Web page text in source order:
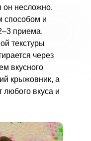
он несложно.
способом и
приема.
текстуры
через
вкусного
крыжовник, а
любого вкуса и